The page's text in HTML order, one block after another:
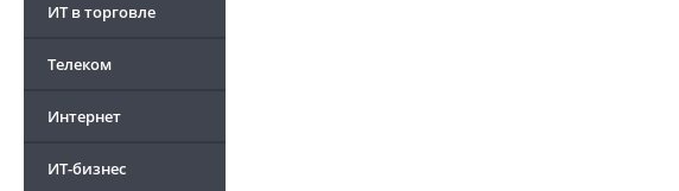
ИТ в торговле
Телеком
Интернет
ИТ-бизнес